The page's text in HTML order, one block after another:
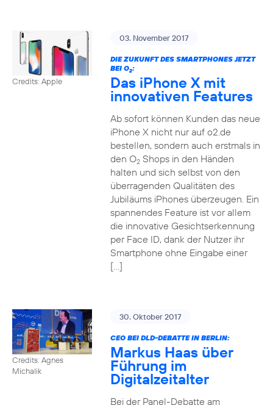
Credits: Apple
03. November 2017
DIE ZUKUNFT DES SMARTPHONES JETZT
BEI O2:
Das iPhone X mit
innovativen Features
Ab sofort können Kunden das neue
iPhone X nicht nur auf o2.de
bestellen, sondern auch erstmals in
den O2Shops in den Händen
halten und sich selbst von den
überragenden Qualitäten des
Jubiläums iPhones überzeugen. Ein
spannendes Feature ist vor allem
die innovative Gesichtserkennung
per Face ID, dank der Nutzer ihr
Smartphone ohne Eingabe einer
[…]
Credits: Agnes
Michalik
30. Oktober 2017
CEO BEI DLD-DEBATTE IN BERLIN:
Markus Haas über
Führung im
Digitalzeitalter
Bei der Panel-Debatte am